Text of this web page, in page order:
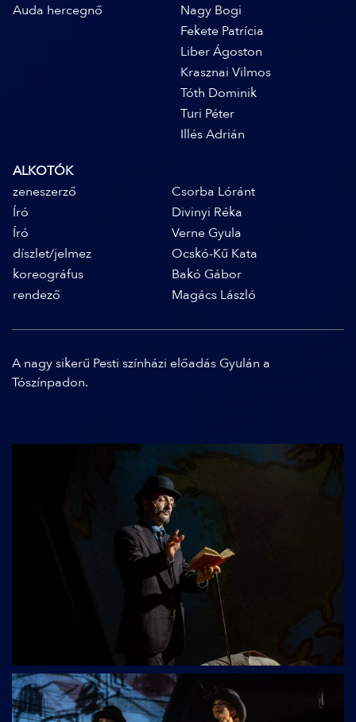
Auda hercegnő
Nagy Bogi
Fekete Patrícia
Liber Ágoston
Krasznai Vilmos
Tóth Dominik
Turi Péter
Illés Adrián
ALKOTÓK
zeneszerző
Csorba Lóránt
Író
Divinyi Réka
Író
Verne Gyula
díszlet/jelmez
Ocskó-Kű Kata
koreográfus
Bakó Gábor
rendező
Magács László
A nagy sikerű Pesti színházi előadás Gyulán a
Tószínpadon.